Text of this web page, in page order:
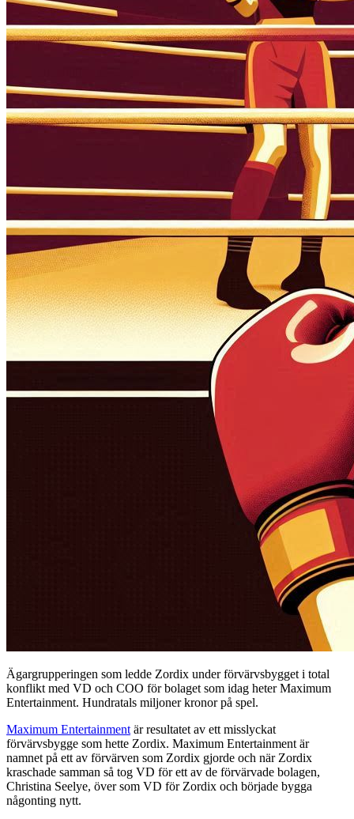
Ägargrupperingen som ledde Zordix under förvärvsbygget i total
konflikt med VD och COO för bolaget som idag heter Maximum
Entertainment. Hundratals miljoner kronor på spel.
Maximum Entertainment är resultatet av ett misslyckat
förvärvsbygge som hette Zordix. Maximum Entertainment är
namnet på ett av förvärven som Zordix gjorde och när Zordix
kraschade samman så tog VD för ett av de förvärvade bolagen,
Christina Seelye, över som VD för Zordix och började bygga
någonting nytt.